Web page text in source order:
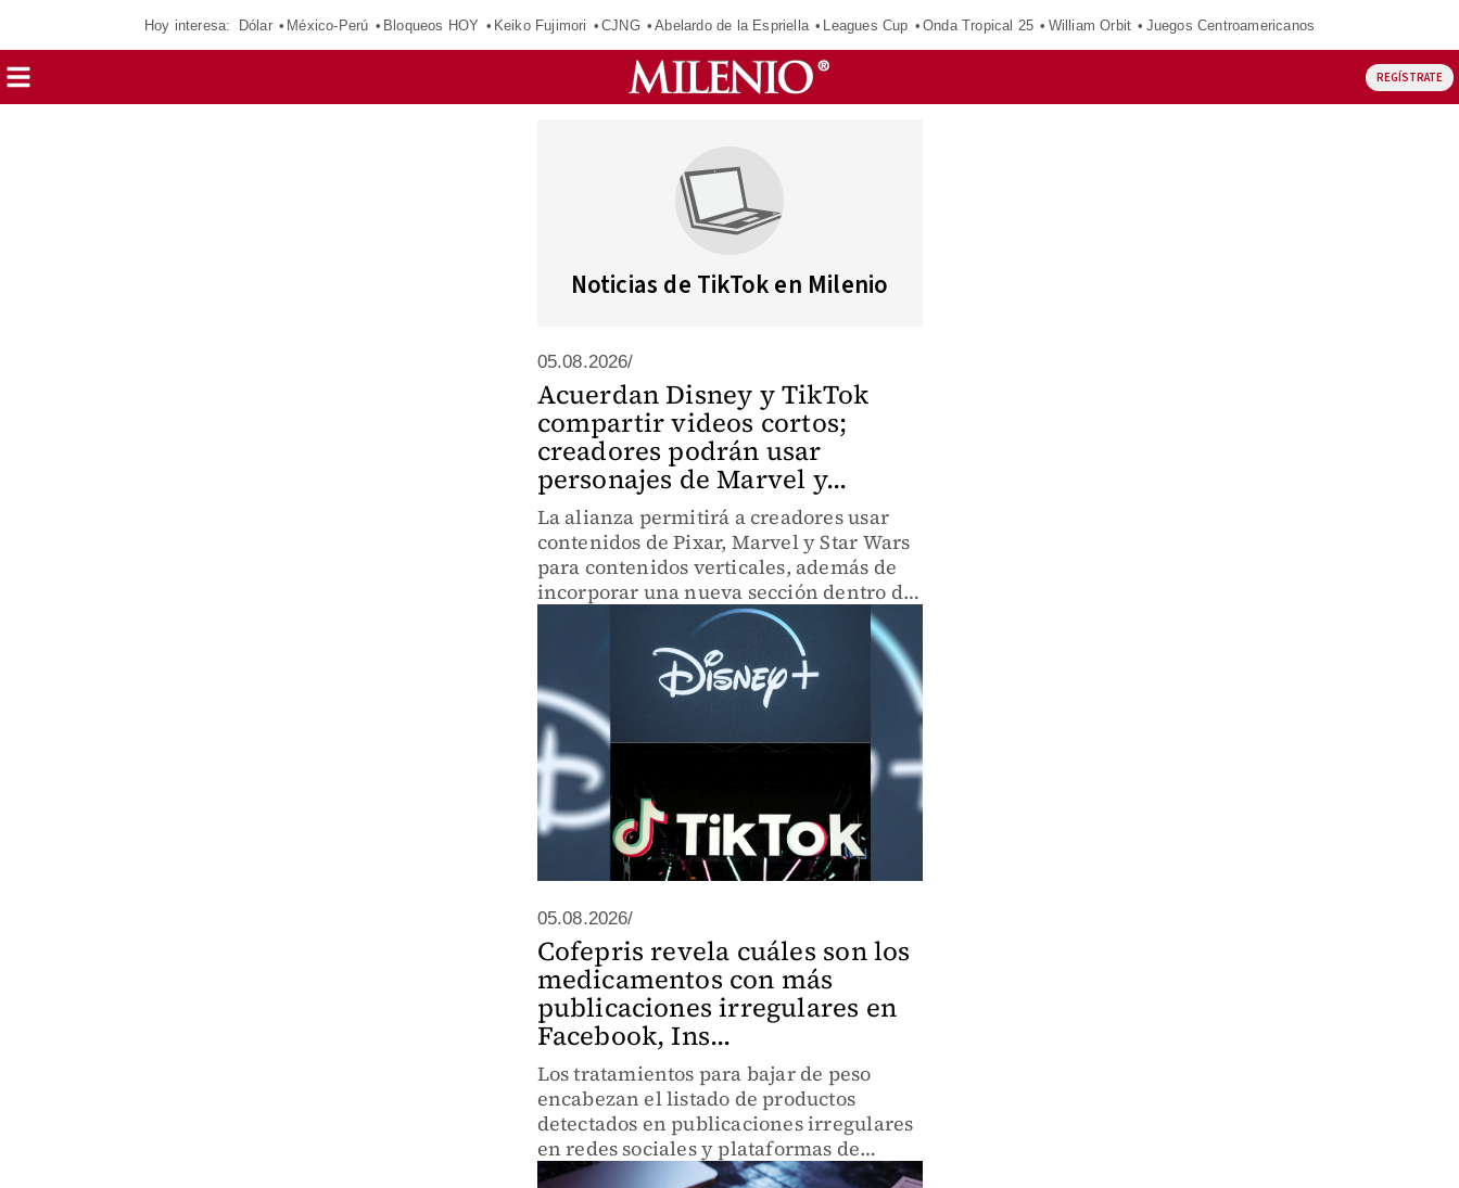
Hoy interesa: Dólar México-Perú Bloqueos HOY Keiko Fujimori CJNG Abelardo de la Espriella Leagues Cup Onda Tropical 25 William Orbit Juegos Centroamericanos
REGÍSTRATE
Noticias de TikTok en Milenio
05.08.2026/
Acuerdan Disney y TikTok
compartir videos cortos;
creadores podrán usar
personajes de Marvel y...
La alianza permitirá a creadores usar
contenidos de Pixar, Marvel y Star Wars
para contenidos verticales, además de
incorporar una nueva sección dentro del
05.08.2026/
Cofepris revela cuáles son los
medicamentos con más
publicaciones irregulares en
Facebook, Ins...
Los tratamientos para bajar de peso
encabezan el listado de productos
detectados en publicaciones irregulares
en redes sociales y plataformas de
comercio electrónico.